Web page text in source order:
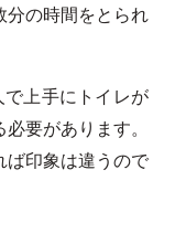
分の時間をとられ
で上手にトイレが
要があります。
ば印象は違うので